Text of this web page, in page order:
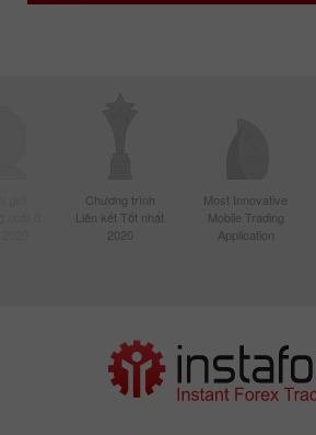
Chương trình
Liên kết Tốt nhất
2020
Most Innovative
Mobile Trading
Application